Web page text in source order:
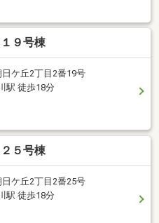
９号棟
ケ丘2丁目2番19号
駅 徒歩18分
５号棟
ケ丘2丁目2番25号
駅 徒歩18分